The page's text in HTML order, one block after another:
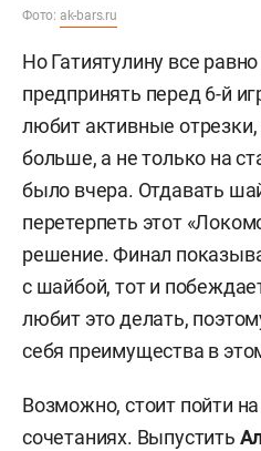
Фото: ak-bars.ru
Но Гатиятулину все
предпринять перед 6-й
любит активные
больше, а не только на
было вчера. Отдавать
перетерпеть этот
решение. Финал
с шайбой, тот и
любит это делать,
себя преимущества в
Возможно, стоит пойти
сочетаниях. Выпустить